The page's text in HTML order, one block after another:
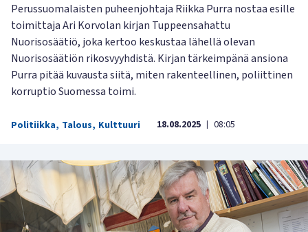
Perussuomalaisten puheenjohtaja Riikka Purra nostaa esille
toimittaja Ari Korvolan kirjan Tuppeensahattu
Nuorisosäätiö, joka kertoo keskustaa lähellä olevan
Nuorisosäätiön rikosvyyhdistä. Kirjan tärkeimpänä ansiona
Purra pitää kuvausta siitä, miten rakenteellinen, poliittinen
korruptio Suomessa toimi.
Politiikka, Talous, Kulttuuri 18.08.2025 | 08:05